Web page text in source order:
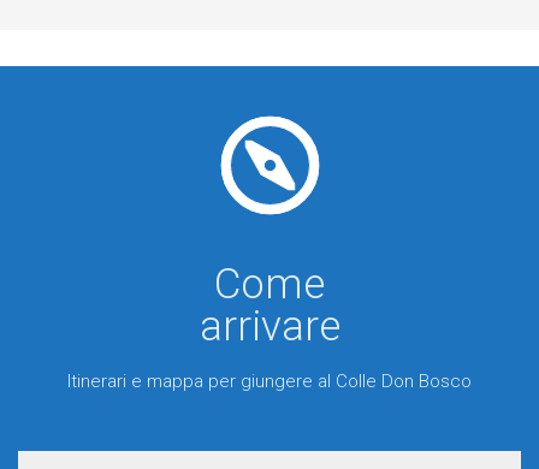

Come
arrivare
Itinerari e mappa per giungere al Colle Don Bosco